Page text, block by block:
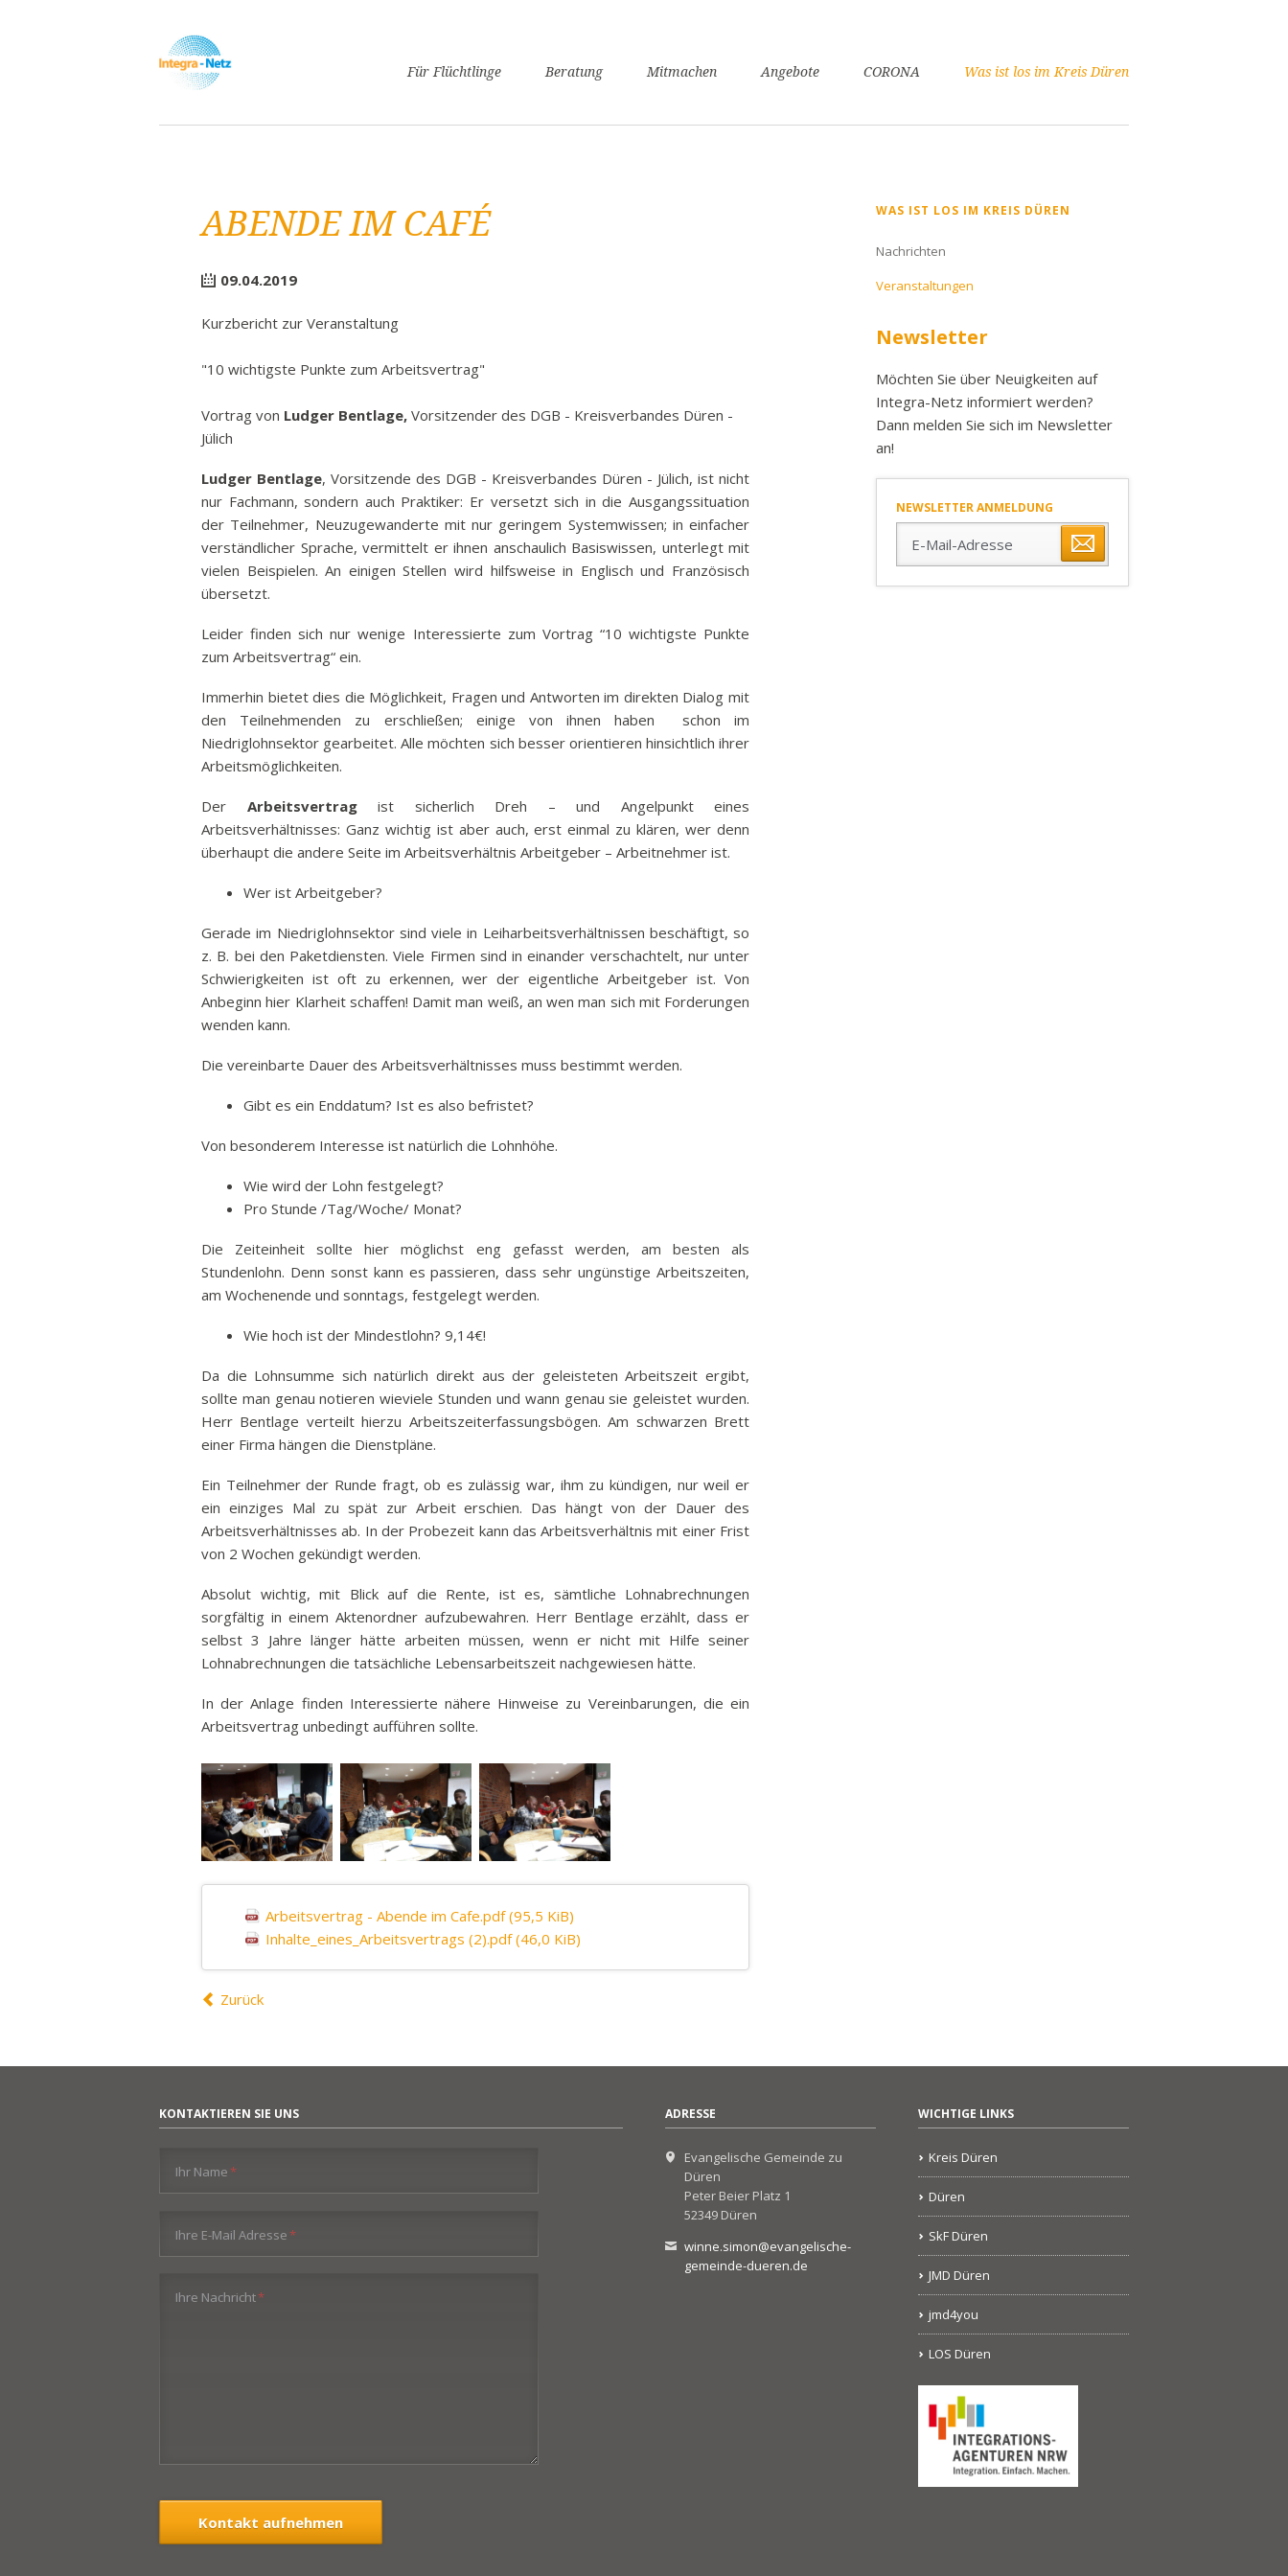
NavigationFür Flüchtlinge
Gesundheit
Familiennachzug
Freiwillige Rückkehr
Rundfunkbeitrag
Schulden
Verträge
Strafen
Beratung Mitmachen Angebote CORONA Was ist los im Kreis Düren
ABENDE IM CAFÉ
09.04.2019
Kurzbericht zur Veranstaltung
"10 wichtigste Punkte zum Arbeitsvertrag"
Vortrag von Ludger Bentlage, Vorsitzender des DGB - Kreisverbandes Düren -
Jülich
Ludger Bentlage, Vorsitzende des DGB - Kreisverbandes Düren - Jülich, ist nicht
nur Fachmann, sondern auch Praktiker: Er versetzt sich in die Ausgangssituation
der Teilnehmer, Neuzugewanderte mit nur geringem Systemwissen; in einfacher
verständlicher Sprache, vermittelt er ihnen anschaulich Basiswissen, unterlegt mit
vielen Beispielen. An einigen Stellen wird hilfsweise in Englisch und Französisch
übersetzt.
Leider finden sich nur wenige Interessierte zum Vortrag “10 wichtigste Punkte
zum Arbeitsvertrag“ ein.
Immerhin bietet dies die Möglichkeit, Fragen und Antworten im direkten Dialog mit
den Teilnehmenden zu erschließen; einige von ihnen haben schon im
Niedriglohnsektor gearbeitet. Alle möchten sich besser orientieren hinsichtlich ihrer
Arbeitsmöglichkeiten.
Der Arbeitsvertragist sicherlich Dreh – und Angelpunkt eines
Arbeitsverhältnisses: Ganz wichtig ist aber auch, erst einmal zu klären, wer denn
überhaupt die andere Seite im Arbeitsverhältnis Arbeitgeber – Arbeitnehmer ist.
Wer ist Arbeitgeber?
Gerade im Niedriglohnsektor sind viele in Leiharbeitsverhältnissen beschäftigt, so
z. B. bei den Paketdiensten. Viele Firmen sind in einander verschachtelt, nur unter
Schwierigkeiten ist oft zu erkennen, wer der eigentliche Arbeitgeber ist. Von
Anbeginn hier Klarheit schaffen! Damit man weiß, an wen man sich mit Forderungen
wenden kann.
Die vereinbarte Dauer des Arbeitsverhältnisses muss bestimmt werden.
Gibt es ein Enddatum? Ist es also befristet?
Von besonderem Interesse ist natürlich die Lohnhöhe.
Wie wird der Lohn festgelegt?
Pro Stunde /Tag/Woche/ Monat?
Die Zeiteinheit sollte hier möglichst eng gefasst werden, am besten als
Stundenlohn. Denn sonst kann es passieren, dass sehr ungünstige Arbeitszeiten,
am Wochenende und sonntags, festgelegt werden.
Wie hoch ist der Mindestlohn? 9,14€!
Da die Lohnsumme sich natürlich direkt aus der geleisteten Arbeitszeit ergibt,
sollte man genau notieren wieviele Stunden und wann genau sie geleistet wurden.
Herr Bentlage verteilt hierzu Arbeitszeiterfassungsbögen. Am schwarzen Brett
einer Firma hängen die Dienstpläne.
Ein Teilnehmer der Runde fragt, ob es zulässig war, ihm zu kündigen, nur weil er
ein einziges Mal zu spät zur Arbeit erschien. Das hängt von der Dauer des
Arbeitsverhältnisses ab. In der Probezeit kann das Arbeitsverhältnis mit einer Frist
von 2 Wochen gekündigt werden.
Absolut wichtig, mit Blick auf die Rente, ist es, sämtliche Lohnabrechnungen
sorgfältig in einem Aktenordner aufzubewahren. Herr Bentlage erzählt, dass er
selbst 3 Jahre länger hätte arbeiten müssen, wenn er nicht mit Hilfe seiner
Lohnabrechnungen die tatsächliche Lebensarbeitszeit nachgewiesen hätte.
In der Anlage finden Interessierte nähere Hinweise zu Vereinbarungen, die ein
Arbeitsvertrag unbedingt aufführen sollte.
Arbeitsvertrag - Abende im Cafe.pdf(95,5 KiB)
Inhalte_eines_Arbeitsvertrags (2).pdf(46,0 KiB)
Zurück
Navigation
WAS IST LOS IM KREIS DÜREN
Nachrichten
Veranstaltungen
Newsletter
Möchten Sie über Neuigkeiten auf
Integra-Netz informiert werden?
Dann melden Sie sich im Newsletter
an!
NEWSLETTER ANMELDUNG
Mail-
Abonnieren
KONTAKTIEREN SIE UNS
Pflichtfeld
Ihr Name*
Pflichtfeld
Ihre E-Mail Adresse*
Pflichtfeld
Ihre Nachricht*
Kontakt aufnehmen
ADRESSE
Evangelische Gemeinde zu
Düren
Peter Beier Platz 1
52349 Düren
winne.simon@evangelische-
gemeinde-dueren.de
WICHTIGE LINKS
Kreis Düren
Düren
SkF Düren
JMD Düren
jmd4you
LOS Düren